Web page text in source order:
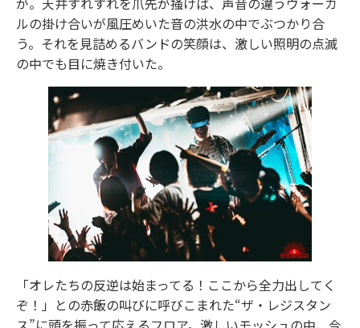
ルの掛け合いが風圧めいた音の洪水の中でぶつかり合
う。それを見詰めるバンドの笑顔は、激しい照明の点滅
の中でも目に焼き付いた。
「オレたちの反逆は始まってる！ここから全力出してく
ぞ！」との赤飯の叫びに呼びこまれた“ザ・レジスタン